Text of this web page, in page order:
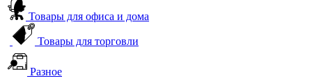
Товары для офиса и дома
Товары для торговли
Разное